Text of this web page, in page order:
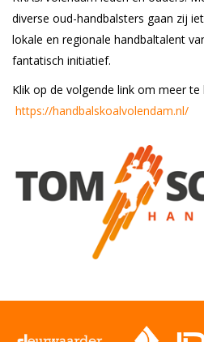
diverse oud-handbalsters gaan zij
lokale en regionale handbaltalent
fantatisch initiatief.
Klik op de volgende link om meer te
https://handbalskoalvolendam.nl/